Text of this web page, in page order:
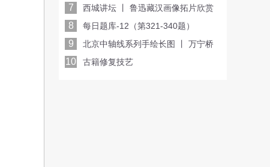
7 西城讲坛 丨 鲁迅藏汉画像拓片欣赏
8 每日题库-12（第321-340题）
9 北京中轴线系列手绘长图 丨 万宁桥
10 古籍修复技艺